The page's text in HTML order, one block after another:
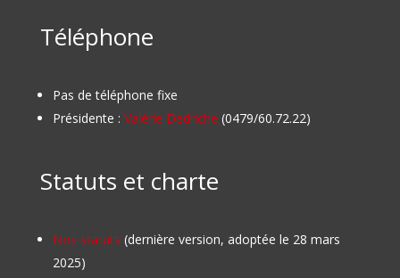
Téléphone
Pas de téléphone fixe
Présidente : Valérie Dedriche (0479/60.72.22)
Statuts et charte
Nos statuts (dernière version, adoptée le 28 mars
2025)